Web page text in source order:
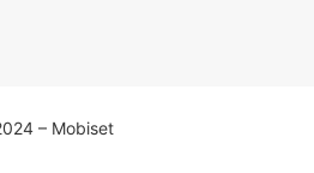
– Mobiset